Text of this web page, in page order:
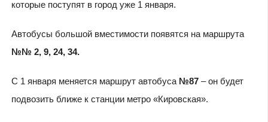
которые поступят в город уже 1 января.
Автобусы большой вместимости появятся на маршрута
№№ 2, 9, 24, 34.
С 1 января меняется маршрут автобуса №87 – он будет
подвозить ближе к станции метро «Кировская».